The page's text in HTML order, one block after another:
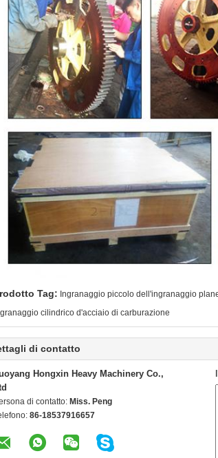
Tag: Ingranaggio piccolo dell'ingranaggio
cilindrico d'acciaio di carburazione
di contatto
Hongxin Heavy Machinery Co.,
di contatto: Miss. Peng
86-18537916657